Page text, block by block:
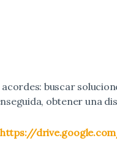
buscar
obtener una
https://